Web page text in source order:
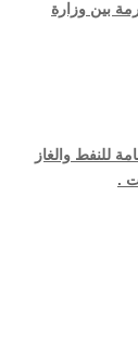
بين وزارة
للنفط والغاز
.